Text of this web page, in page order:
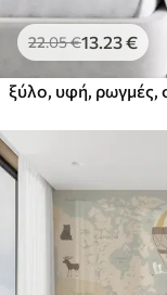
22.05€13 .23€